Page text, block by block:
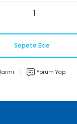
Sepete Ekle
Yorum Yap